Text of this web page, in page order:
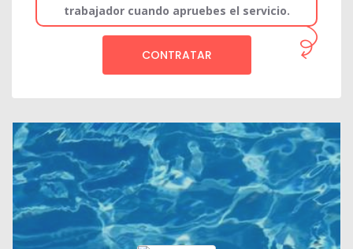
trabajador cuando apruebes el servicio.
CONTRATAR